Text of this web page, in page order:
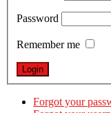
Password
Remember me
Forgot your